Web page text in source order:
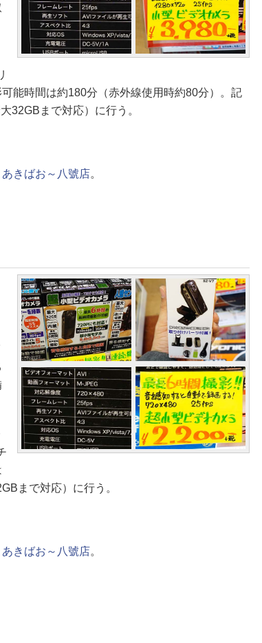
能時間は約180分（赤外線使用時約80分）。記
32GBまで対応）に行う。
あきばお～八號店。
まで対応）に行う。
あきばお～八號店。